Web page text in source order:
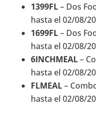
1399FL– Dos
hasta el 02/08/
1699FL– Dos
hasta el 02/08/
6INCHMEAL–
hasta el 02/08/
FLMEAL–
hasta el 02/08/